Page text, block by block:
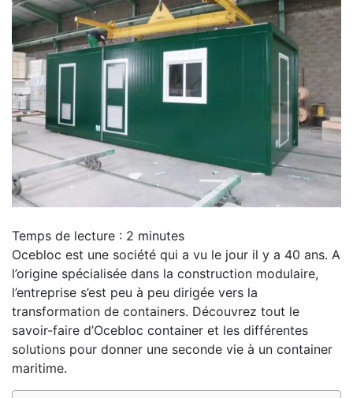
Temps de lecture : 2 minutes
Ocebloc est une société qui a vu le jour il y a 40 ans. A
l’origine spécialisée dans la construction modulaire,
l’entreprise s’est peu à peu dirigée vers la
transformation de containers. Découvrez tout le
savoir-faire d’Ocebloc container et les différentes
solutions pour donner une seconde vie à un container
maritime.